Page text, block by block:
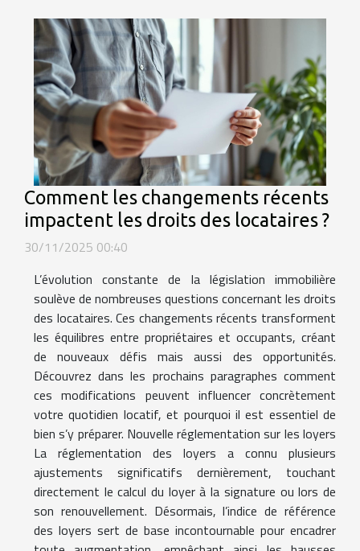
Comment les changements récents
impactent les droits des locataires ?
30/11/2025 00:40
L’évolution constante de la législation immobilière
soulève de nombreuses questions concernant les droits
des locataires. Ces changements récents transforment
les équilibres entre propriétaires et occupants, créant
de nouveaux défis mais aussi des opportunités.
Découvrez dans les prochains paragraphes comment
ces modifications peuvent influencer concrètement
votre quotidien locatif, et pourquoi il est essentiel de
bien s’y préparer. Nouvelle réglementation sur les loyers
La réglementation des loyers a connu plusieurs
ajustements significatifs dernièrement, touchant
directement le calcul du loyer à la signature ou lors de
son renouvellement. Désormais, l’indice de référence
des loyers sert de base incontournable pour encadrer